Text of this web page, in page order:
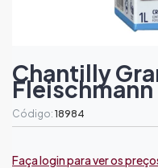
Chantilly
Fleischmann
Código: 18984
Faça login para ver os